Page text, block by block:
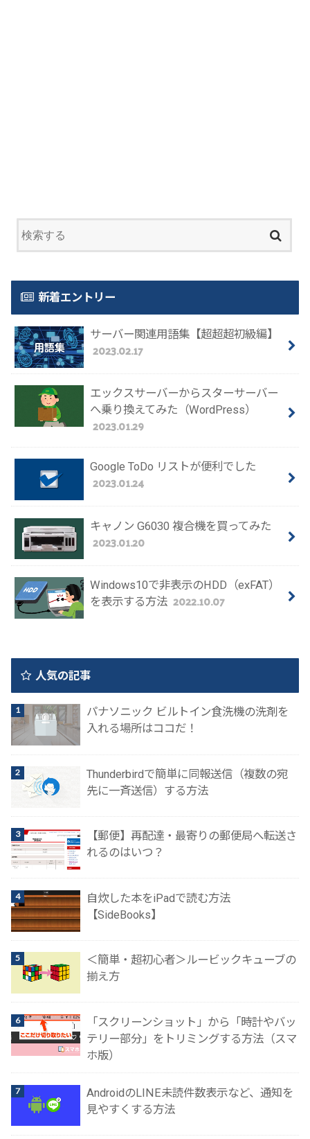
新着エントリー
サーバー関連用語集【超超超初級編】
2023.02.17
エックスサーバーからスターサーバー
へ乗り換えてみた（WordPress）
2023.01.29
Google ToDo リストが便利でした
2023.01.24
キャノン G6030 複合機を買ってみた
2023.01.20
Windows10で非表示のHDD（exFAT）
を表示する方法 2022.10.07
人気の記事
パナソニック ビルトイン食洗機の洗剤を
入れる場所はココだ！
Thunderbirdで簡単に同報送信（複数の宛
先に一斉送信）する方法
【郵便】再配達・最寄りの郵便局へ転送さ
れるのはいつ？
自炊した本をiPadで読む方法
【SideBooks】
＜簡単・超初心者＞ルービックキューブの
揃え方
「スクリーンショット」から「時計やバッ
テリー部分」をトリミングする方法（スマ
ホ版）
AndroidのLINE未読件数表示など、通知を
見やすくする方法